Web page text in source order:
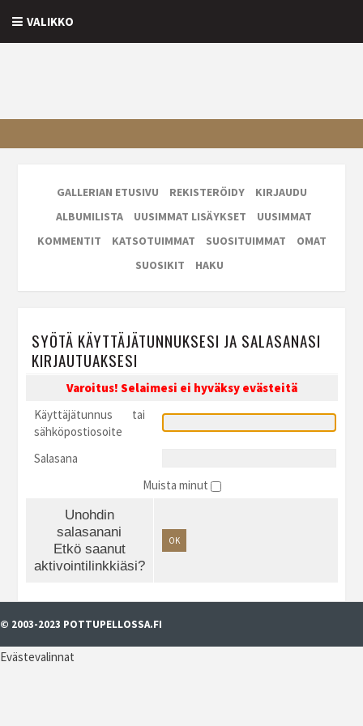
VALIKKO
GALLERIAN ETUSIVU REKISTERÖIDY
KIRJAUDU
ALBUMILISTA
UUSIMMAT LISÄYKSET
UUSIMMAT
KOMMENTIT
KATSOTUIMMAT SUOSITUIMMAT
OMAT
SUOSIKIT
HAKU
SYÖTÄ KÄYTTÄJÄTUNNUKSESI JA SALASANASI
KIRJAUTUAKSESI
Varoitus! Selaimesi ei hyväksy evästeitä
Käyttäjätunnus tai
sähköpostiosoite
Salasana
Muista minut
Unohdin
salasanani
Etkö saanut
aktivointilinkkiäsi?
OK
© 2003-2023 POTTUPELLOSSA.FI
Evästevalinnat